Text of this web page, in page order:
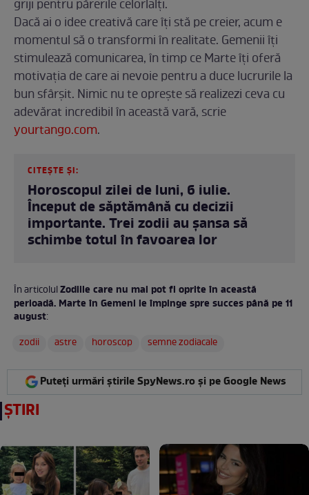
griji pentru părerile celorlalți.
Dacă ai o idee creativă care îți stă pe creier, acum e
momentul să o transformi în realitate. Gemenii îți
stimulează comunicarea, în timp ce Marte îți oferă
motivația de care ai nevoie pentru a duce lucrurile la
bun sfârșit. Nimic nu te oprește să realizezi ceva cu
adevărat incredibil în această vară, scrie
yourtango.com.
CITEȘTE ȘI:
Horoscopul zilei de luni, 6 iulie.
Început de săptămână cu decizii
importante. Trei zodii au șansa să
schimbe totul în favoarea lor
În articolulZodiile care nu mai pot fi oprite în această
perioadă. Marte în Gemeni le împinge spre succes până pe 11
august:
zodii
astre horoscop semne zodiacale
Puteți urmări știrile SpyNews.ro și pe Google News
ȘTIRI